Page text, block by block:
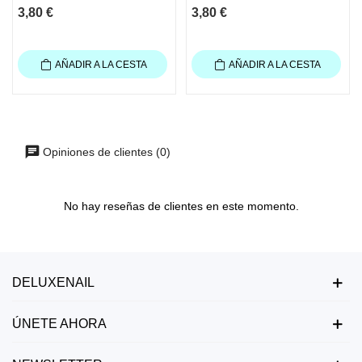
3,80 €
AÑADIR A LA CESTA
3,80 €
AÑADIR A LA CESTA
Opiniones de clientes (0)
No hay reseñas de clientes en este momento.
DELUXENAIL
ÚNETE AHORA